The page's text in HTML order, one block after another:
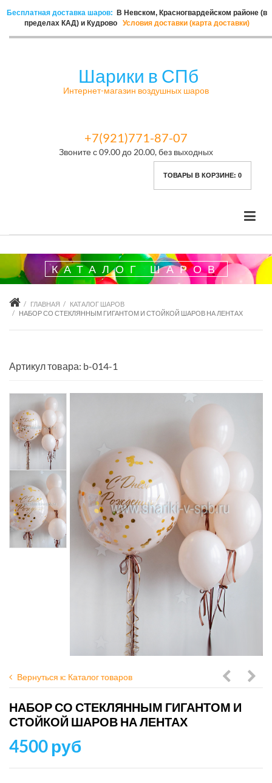
Бесплатная доставка шаров:
В Невском, Красногвардейском районе (в
пределах КАД) и Кудрово
Условия доставки (карта доставки)
Шарики в СПб
Интернет-магазин воздушных шаров
+7(921)771-87-07
Звоните с 09.00 до 20.00, без выходных
ТОВАРЫ В КОРЗИНЕ: 0
КАТАЛОГ ШАРОВ
ГЛАВНАЯ
КАТАЛОГ ШАРОВ
НАБОР СО СТЕКЛЯННЫМ ГИГАНТОМ И СТОЙКОЙ ШАРОВ НА ЛЕНТАХ
Артикул товара: b-014-1
Вернуться к: Каталог товаров
и
НАБОР СО СТЕКЛЯННЫМ ГИГАНТОМ И
СТОЙКОЙ ШАРОВ НА ЛЕНТАХ
4500 руб